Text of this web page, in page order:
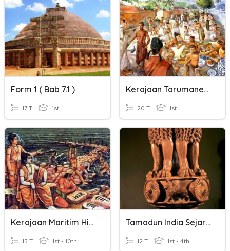
Form 1 ( Bab 7.1 )
17 T 1st
Kerajaan Tarumanegara Dan Kerajaan Kalingga
20 T 1st
Kerajaan Maritim Hindhu Budha
15 T 1st - 10th
Tamadun India Sejarah Tingkatan 1
12 T 1st - 4th